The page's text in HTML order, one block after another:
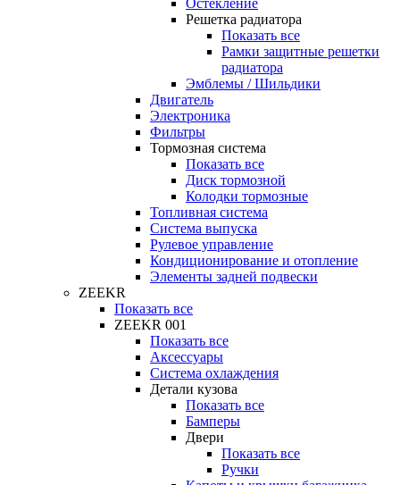
Решетка радиатора
Показать все
Рамки защитные решетки
радиатора
Эмблемы / Шильдики
Двигатель
Электроника
Фильтры
Тормозная система
Показать все
Диск тормозной
Колодки тормозные
Топливная система
Система выпуска
Рулевое управление
Кондиционирование и отопление
Элементы задней подвески
ZEEKR
Показать все
ZEEKR 001
Показать все
Аксессуары
Система охлаждения
Детали кузова
Показать все
Бамперы
Двери
Показать все
Ручки